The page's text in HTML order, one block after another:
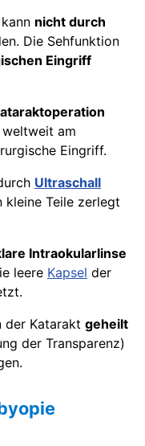
nicht durch
Die Sehfunktion
Eingriff
am
Eingriff.
Ultraschall
kleine Teile zerlegt
Intraokularlinse
leere Kapsel der
der Katarakt geheilt
der Transparenz)